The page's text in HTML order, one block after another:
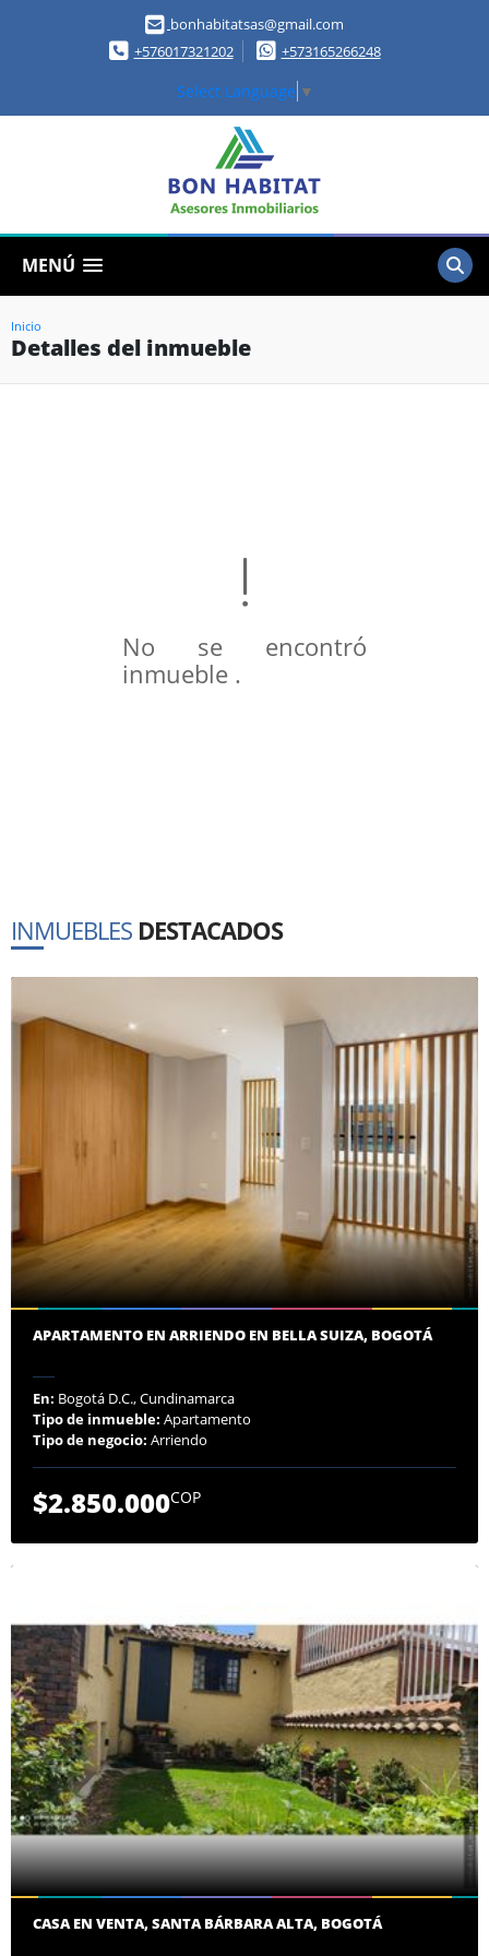
bonhabitatsas@gmail.com
+576017321202
+573165266248
Select Language ▼
MENÚ
Inicio
Detalles del inmueble
No se encontró
inmueble .
INMUEBLES DESTACADOS
APARTAMENTO EN ARRIENDO EN BELLA SUIZA, BOGOTÁ
En: Bogotá D.C., Cundinamarca
Tipo de inmueble: Apartamento
Tipo de negocio: Arriendo
$2.850.000COP
CASA EN VENTA, SANTA BÁRBARA ALTA, BOGOTÁ